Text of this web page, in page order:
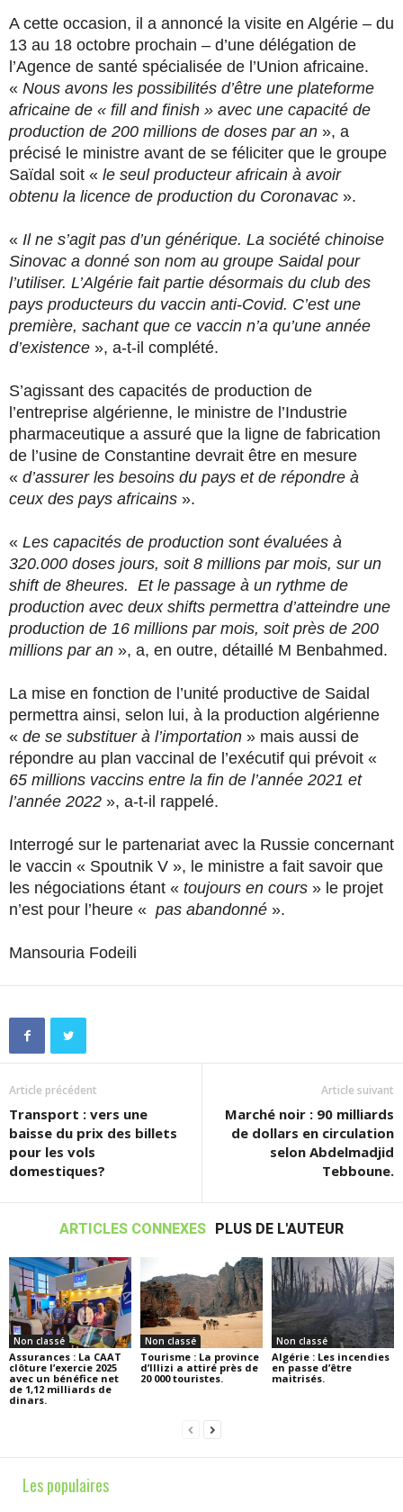
A cette occasion, il a annoncé la visite en Algérie – du
13 au 18 octobre prochain – d’une délégation de
l’Agence de santé spécialisée de l’Union africaine.
« Nous avons les possibilités d’être une plateforme
africaine de « fill and finish » avec une capacité de
production de 200 millions de doses par an », a
précisé le ministre avant de se féliciter que le groupe
Saïdal soit « le seul producteur africain à avoir
obtenu la licence de production du Coronavac ».
« Il ne s’agit pas d’un générique. La société chinoise
Sinovac a donné son nom au groupe Saidal pour
l’utiliser. L’Algérie fait partie désormais du club des
pays producteurs du vaccin anti-Covid. C’est une
première, sachant que ce vaccin n’a qu’une année
d’existence », a-t-il complété.
S’agissant des capacités de production de
l’entreprise algérienne, le ministre de l’Industrie
pharmaceutique a assuré que la ligne de fabrication
de l’usine de Constantine devrait être en mesure
« d’assurer les besoins du pays et de répondre à
ceux des pays africains ».
« Les capacités de production sont évaluées à
320.000 doses jours, soit 8 millions par mois, sur un
shift de 8heures. Et le passage à un rythme de
production avec deux shifts permettra d’atteindre une
production de 16 millions par mois, soit près de 200
millions par an », a, en outre, détaillé M Benbahmed.
La mise en fonction de l’unité productive de Saidal
permettra ainsi, selon lui, à la production algérienne
« de se substituer à l’importation » mais aussi de
répondre au plan vaccinal de l’exécutif qui prévoit «
65 millions vaccins entre la fin de l’année 2021 et
l’année 2022 », a-t-il rappelé.
Interrogé sur le partenariat avec la Russie concernant
le vaccin « Spoutnik V », le ministre a fait savoir que
les négociations étant « toujours en cours » le projet
n’est pour l’heure « pas abandonné ».
Mansouria Fodeili
Article précédent
Transport : vers une
baisse du prix des billets
pour les vols
domestiques?
Article suivant
Marché noir : 90 milliards
de dollars en circulation
selon Abdelmadjid
Tebboune.
ARTICLES CONNEXES PLUS DE L'AUTEUR
Non classé
Assurances : La CAAT
clôture l’exercie 2025
avec un bénéfice net
de 1,12 milliards de
dinars.
Non classé
Tourisme : La province
d’Illizi a attiré près de
20 000 touristes.
Non classé
Algérie : Les incendies
en passe d’être
maitrisés.
Les populaires